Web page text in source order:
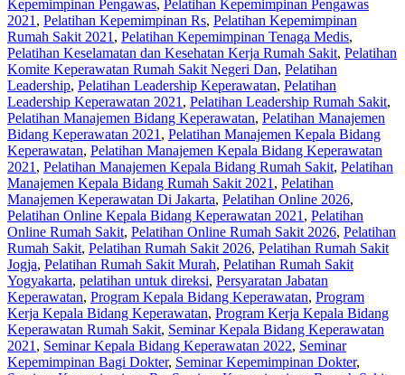
Kepemimpinan Pengawas, Pelatihan Kepemimpinan Pengawas
2021 , Pelatihan Kepemimpinan Rs, Pelatihan Kepemimpinan
Rumah Sakit 2021 , Pelatihan Kepemimpinan Tenaga Medis,
Pelatihan Keselamatan dan Kesehatan Kerja Rumah Sakit, Pelatihan
Komite Keperawatan Rumah Sakit Negeri Dan, Pelatihan
Leadership, Pelatihan Leadership Keperawatan, Pelatihan
Leadership Keperawatan 2021 , Pelatihan Leadership Rumah Sakit,
Pelatihan Manajemen Bidang Keperawatan, Pelatihan Manajemen
Bidang Keperawatan 2021 , Pelatihan Manajemen Kepala Bidang
Keperawatan, Pelatihan Manajemen Kepala Bidang Keperawatan
2021 , Pelatihan Manajemen Kepala Bidang Rumah Sakit, Pelatihan
Manajemen Kepala Bidang Rumah Sakit 2021 , Pelatihan
Manajemen Keperawatan Di Jakarta, Pelatihan Online 2026,
Pelatihan Online Kepala Bidang Keperawatan 2021 , Pelatihan
Online Rumah Sakit, Pelatihan Online Rumah Sakit 2026, Pelatihan
Rumah Sakit‎, Pelatihan Rumah Sakit 2026, Pelatihan Rumah Sakit
Jogja, Pelatihan Rumah Sakit Murah, Pelatihan Rumah Sakit
Yogyakarta, pelatihan untuk direksi, Persyaratan Jabatan
Keperawatan, Program Kepala Bidang Keperawatan, Program
Kerja Kepala Bidang Keperawatan, Program Kerja Kepala Bidang
Keperawatan Rumah Sakit, Seminar Kepala Bidang Keperawatan
2021 , Seminar Kepala Bidang Keperawatan 2022, Seminar
Kepemimpinan Bagi Dokter, Seminar Kepemimpinan Dokter,